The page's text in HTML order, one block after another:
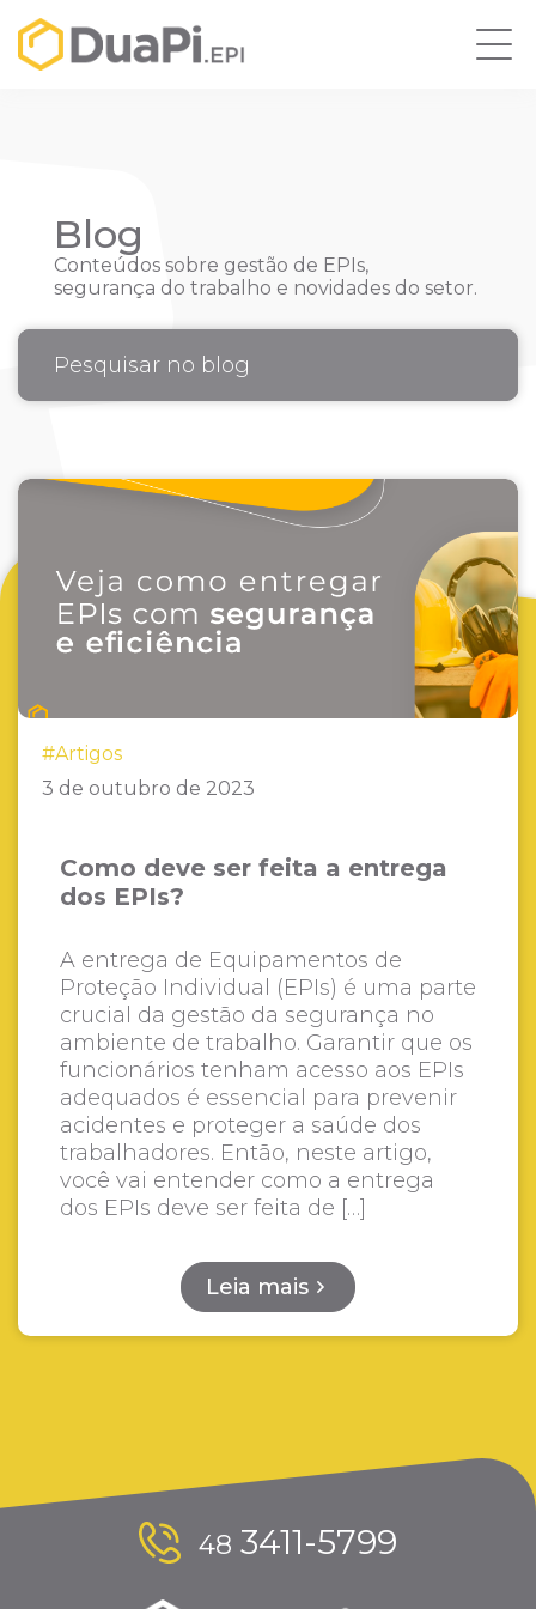
Blog
Conteúdos sobre gestão de EPIs,
segurança do trabalho e novidades do setor.
#Artigos
3 de outubro de 2023
Como deve ser feita a entrega
dos EPIs?
A entrega de Equipamentos de
Proteção Individual (EPIs) é uma parte
crucial da gestão da segurança no
ambiente de trabalho. Garantir que os
funcionários tenham acesso aos EPIs
adequados é essencial para prevenir
acidentes e proteger a saúde dos
trabalhadores. Então, neste artigo,
você vai entender como a entrega
dos EPIs deve ser feita de […]
Leia mais
48 3411-5799